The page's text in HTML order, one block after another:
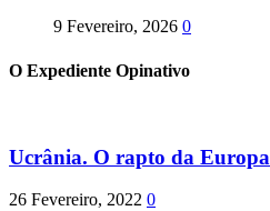
9 Fevereiro, 2026 0
O Expediente Opinativo
Ucrânia. O rapto da Europa
26 Fevereiro, 2022 0